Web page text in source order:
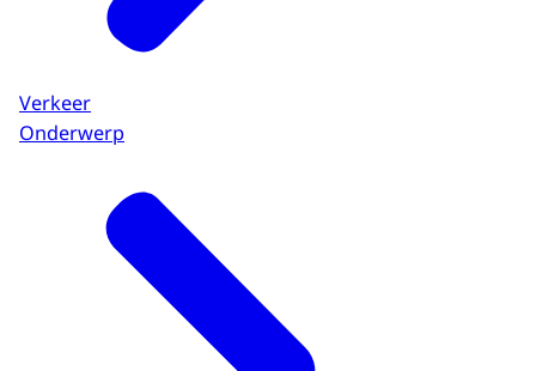
Verkeer
Onderwerp